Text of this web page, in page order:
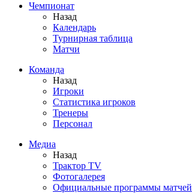
Чемпионат
Назад
Календарь
Турнирная таблица
Матчи
Команда
Назад
Игроки
Статистика игроков
Тренеры
Персонал
Медиа
Назад
Трактор TV
Фотогалерея
Официальные программы матчей